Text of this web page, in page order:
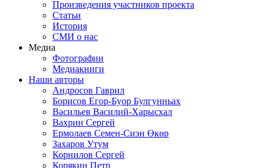
Произведения участников проекта
Статьи
История
СМИ о нас
Медиа
Фотографии
Медиакниги
Наши авторы
Андросов Гаврил
Борисов Егор-Буор Булгунньах
Васильев Василий-Харысхал
Вахрин Сергей
Ермолаев Семен-Сиэн Өкөр
Захаров Утум
Корнилов Сергей
Корякин Петр